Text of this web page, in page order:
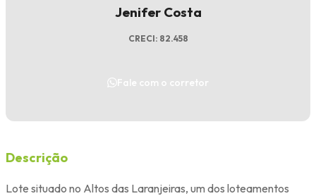
Jenifer Costa
CRECI: 82.458
Fale com o corretor
Descrição
Lote situado no Altos das Laranjeiras, um dos loteamentos